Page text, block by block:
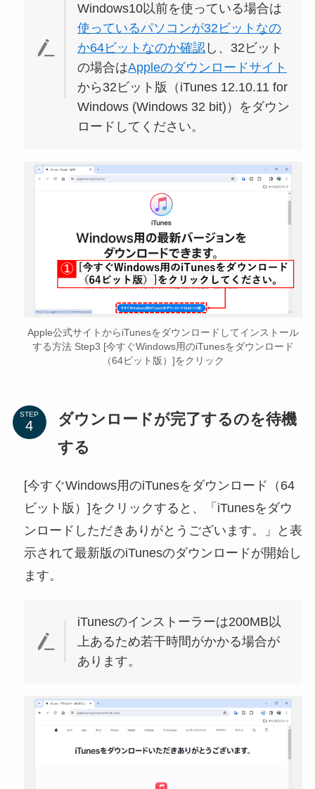
Windows10以前を使っている場合は
使っているパソコンが32ビットなの
か64ビットなのか確認 し、32ビット
の場合はAppleのダウンロードサイト
から32ビット版（iTunes 12.10.11 for
Windows (Windows 32 bit)）をダウン
ロードしてください。
Apple公式サイトからiTunesをダウンロードしてインストール
する方法 Step3 [今すぐWindows用のiTunesをダウンロード
（64ビット版）]をクリック
STEP
ダウンロードが完了するのを待機
する
[今すぐWindows用のiTunesをダウンロード（64
ビット版）]をクリックすると、「iTunesをダウ
ンロードしただきありがとうございます。」と表
示されて最新版のiTunesのダウンロードが開始し
ます。
iTunesのインストーラーは200MB以
上あるため若干時間がかかる場合が
あります。